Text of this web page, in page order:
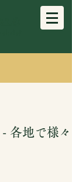
各地で様々